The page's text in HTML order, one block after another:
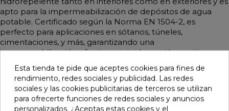
apto para la impermeabilización de depósitos de agua
potable. Certificado según la Norma EN 1504-2, es
perfecto para aplicaciones en sótanos, túneles,
cimentaciones, y más, garantizando una
impermeabilización efectiva contra la presión positiva y
negativa.
Esta tienda te pide que aceptes cookies para fines de
rendimiento, redes sociales y publicidad. Las redes
sociales y las cookies publicitarias de terceros se utilizan
para ofrecerte funciones de redes sociales y anuncios
personalizados. ¿Aceptas estas cookies y el